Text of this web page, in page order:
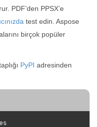
PDF’den PPSX’e
test edin. Aspose
birçok popüler
PyPI adresinden